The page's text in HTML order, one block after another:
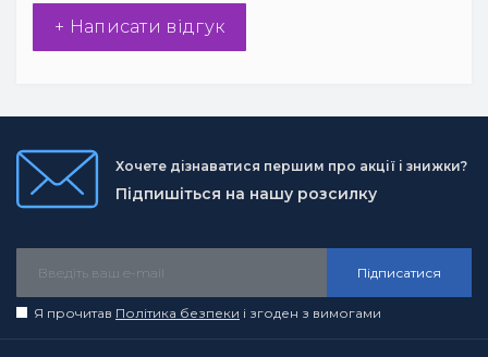
+ Написати відгук
Хочете дізнаватися першим про акції і знижки?
Підпишіться на нашу розсилку
Підписатися
Я прочитав Політика безпеки і згоден з вимогами